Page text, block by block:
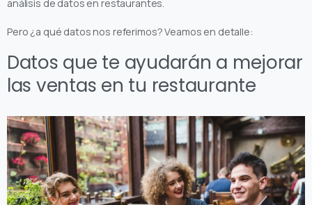
análisis de datos en restaurantes.
Pero ¿a qué datos nos referimos? Veamos en detalle:
Datos que te ayudarán a mejorar
las ventas en tu restaurante